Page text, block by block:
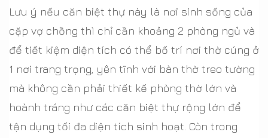
Lưu ý nếu căn biệt thự này là nơi sinh sống của
cặp vợ chồng thì chỉ cần khoảng 2 phòng ngủ và
để tiết kiệm diện tích có thể bố trí nơi thờ cúng ở
1 nơi trang trọng, yên tĩnh với bàn thờ treo tường
mà không cần phải thiết kế phòng thờ lớn và
hoành tráng như các căn biệt thự rộng lớn để
tận dụng tối đa diện tích sinh hoạt. Còn trong